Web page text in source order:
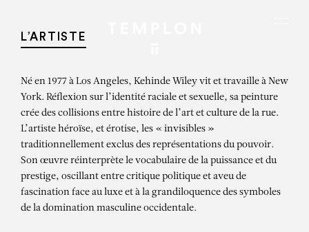
L’ARTISTE
Né en 1977 à Los Angeles, Kehinde Wiley vit et travaille à New
York. Réflexion sur l’identité raciale et sexuelle, sa peinture
crée des collisions entre histoire de l’art et culture de la rue.
L’artiste héroïse, et érotise, les « invisibles »
traditionnellement exclus des représentations du pouvoir.
Son œuvre réinterprète le vocabulaire de la puissance et du
prestige, oscillant entre critique politique et aveu de
fascination face au luxe et à la grandiloquence des symboles
de la domination masculine occidentale.